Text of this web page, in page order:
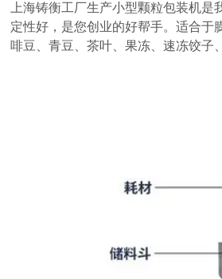
上海铸衡工厂生产小型颗粒包装机
定性好，是您创业的好帮手。适合于
啡豆、青豆、茶叶、果冻、速冻饺子